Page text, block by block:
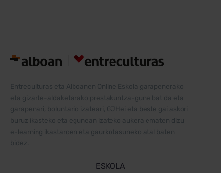
Entreculturas eta Alboanen Online Eskola garapenerako
eta gizarte-aldaketarako prestakuntza-gune bat da eta
garapenari, boluntario izateari, GJHei eta beste gai askori
buruz ikasteko eta egunean izateko aukera ematen dizu
e-learning ikastaroen eta gaurkotasuneko atal baten
bidez.
ESKOLA